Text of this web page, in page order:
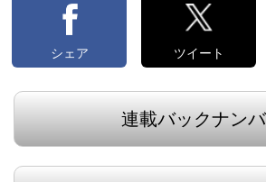
シェア ツイート
連載バックナン